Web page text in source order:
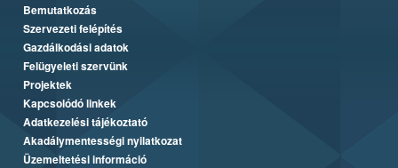
Bemutatkozás
Szervezeti felépítés
Gazdálkodási adatok
Felügyeleti szervünk
Projektek
Kapcsolódó linkek
Adatkezelési tájékoztató
Akadálymentességi nyilatkozat
Üzemeltetési információ